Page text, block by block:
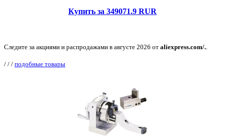
Купить за 349071.9 RUR
Следите за акциями и распродажами в августе 2026 от aliexpress.com/.
/ / / подобные товары